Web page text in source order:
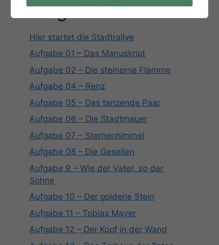
Aufgaben
Hier startet die Stadtrallye
Aufgabe 01 – Das Manuskript
Aufgabe 02 – Die steinerne Flamme
Aufgabe 04 – Renz
Aufgabe 05 – Das tanzende Paar
Aufgabe 06 – Die Stadtmauer
Aufgabe 07 – Sternenhimmel
Aufgabe 08 – Die Gesellen
Aufgabe 9 – Wie der Vater, so der
Sohne
Aufgabe 10 – Der goldene Stein
Aufgabe 11 – Tobias Mayer
Aufgabe 12 – Der Kopf in der Wand